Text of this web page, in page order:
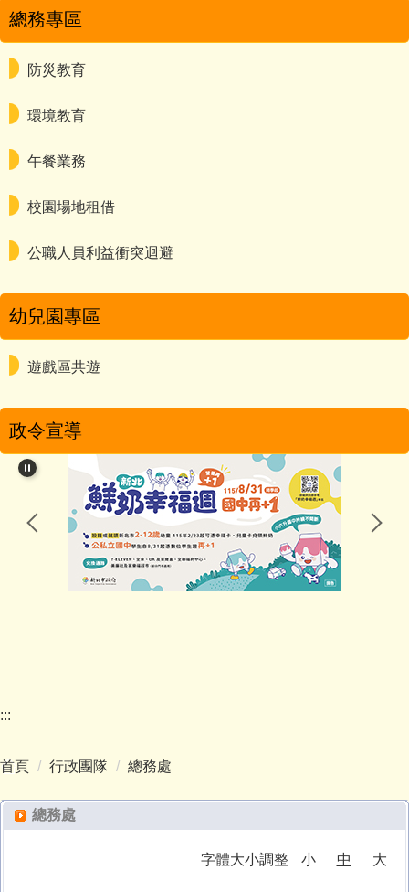
總務專區
防災教育
環境教育
午餐業務
校園場地租借
公職人員利益衝突迴避
幼兒園專區
遊戲區共遊
政令宣導
:::
首頁 行政團隊 總務處
總務處
字體大小調整 小 中 大